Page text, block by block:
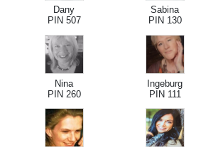
Dany
PIN 507
Sabina
PIN 130
Nina
PIN 260
Ingeburg
PIN 111